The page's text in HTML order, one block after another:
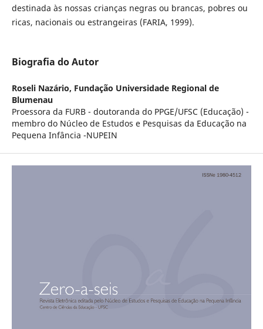
destinada às nossas crianças negras ou brancas, pobres ou
ricas, nacionais ou estrangeiras (FARIA, 1999).
Biografia do Autor
Roseli Nazário, Fundação Universidade Regional de
Blumenau
Proessora da FURB - doutoranda do PPGE/UFSC (Educação) -
membro do Núcleo de Estudos e Pesquisas da Educação na
Pequena Infância -NUPEIN